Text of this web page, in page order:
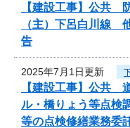
【建設工事】公共
（主）下呂白川線
告
2025年7月1日更新
【建設工事】公共
ル・橋りょう等点検
等の点検修繕業務委